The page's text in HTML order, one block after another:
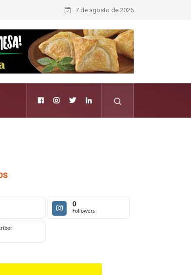
histórias; Forward aposta na curadoria como novo luxo
7 de agosto de 2026
0
Followers